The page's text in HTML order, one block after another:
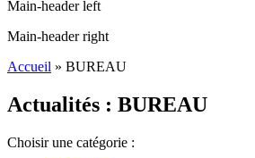
Main-header left
Main-header right
Accueil » BUREAU
Actualités : BUREAU
Choisir une catégorie :